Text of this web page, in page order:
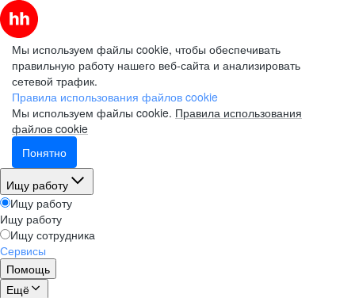
Мы используем файлы cookie, чтобы обеспечивать
правильную работу нашего веб-сайта и анализировать
сетевой трафик.
Правила использования файлов cookie
Мы используем файлы cookie. Правила использования
файлов cookie
Понятно
Ищу работу
Ищу работу
Ищу работу
Ищу сотрудника
Сервисы
Помощь
Ещё